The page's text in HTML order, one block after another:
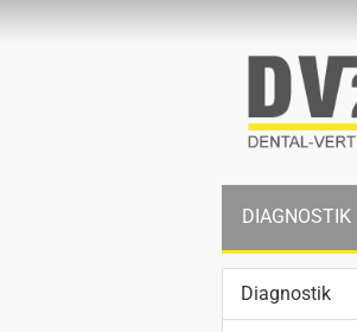
DIAGNOSTIK
Diagnostik